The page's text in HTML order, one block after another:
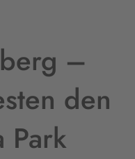
–
den
Park